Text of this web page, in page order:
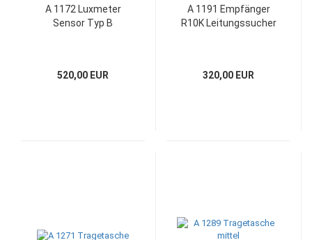
A 1172 Luxmeter
Sensor Typ B
520,00 EUR
A 1191 Empfänger
R10K Leitungssucher
320,00 EUR